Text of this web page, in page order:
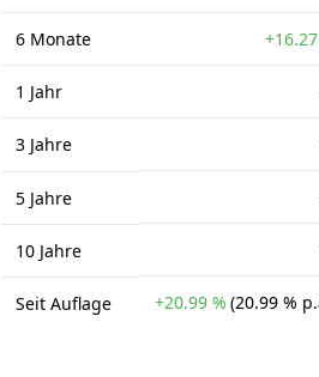
6 Monate
1 Jahr
3 Jahre
5 Jahre
10 Jahre
Seit Auflage +20.99 % (20.99 %